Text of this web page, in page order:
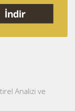
Analizi ve